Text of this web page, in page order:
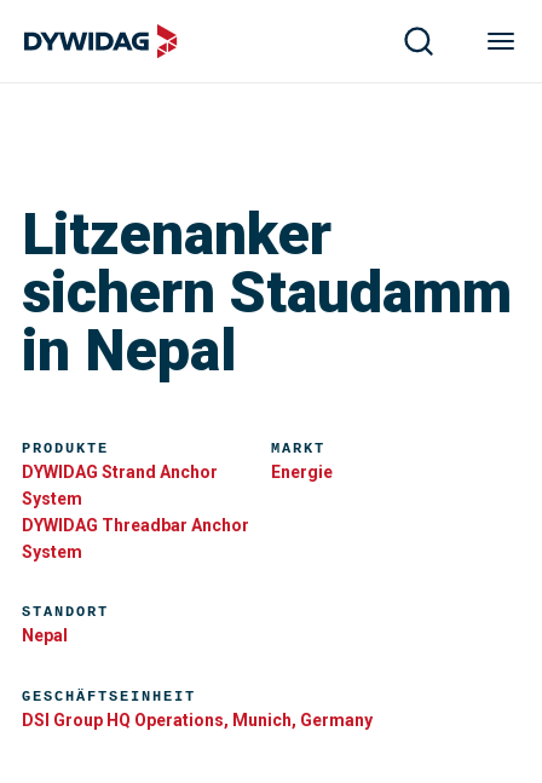
Litzenanker
sichern Staudamm
in Nepal
PRODUKTE
DYWIDAG Strand Anchor
System
DYWIDAG Threadbar Anchor
System
MARKT
Energie
GESCHÄFTSEINHEIT
DSI Group HQ Operations, Munich, Germany
STANDORT
Nepal